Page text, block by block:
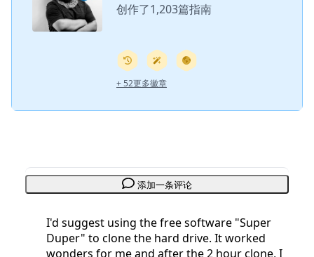
创作了1,203篇指南
+ 52更多徽章
添加一条评论
I'd suggest using the free software "Super
Duper" to clone the hard drive. It worked
wonders for me and after the 2 hour clone, I